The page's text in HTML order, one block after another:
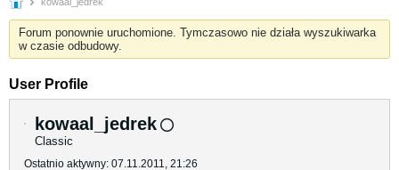
Forum ponownie uruchomione. Tymczasowo nie działa wyszukiwarka
w czasie odbudowy.
User Profile
kowaal_jedrek
Classic
Ostatnio aktywny: 07.11.2011, 21:26